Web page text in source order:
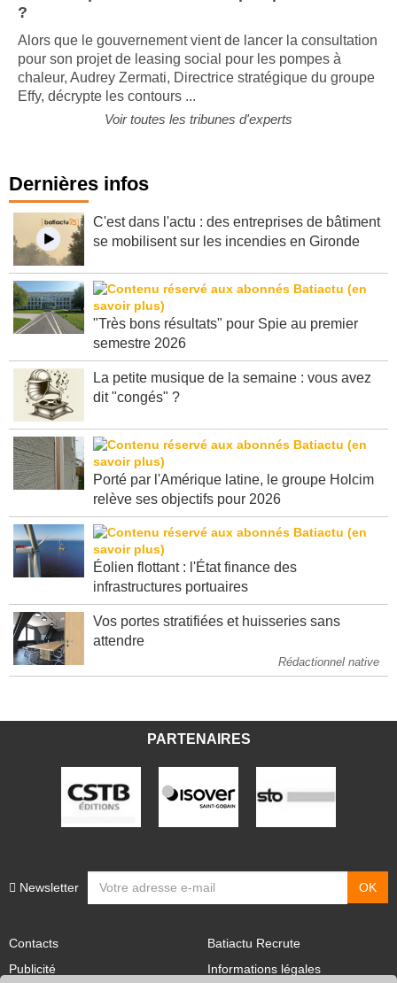
?
Alors que le gouvernement vient de lancer la consultation
pour son projet de leasing social pour les pompes à
chaleur, Audrey Zermati, Directrice stratégique du groupe
Effy, décrypte les contours ...
Voir toutes les tribunes d'experts
Dernières infos
C'est dans l'actu : des entreprises de bâtiment
se mobilisent sur les incendies en Gironde
"Très bons résultats" pour Spie au premier
semestre 2026
La petite musique de la semaine : vous avez
dit "congés" ?
Porté par l'Amérique latine, le groupe Holcim
relève ses objectifs pour 2026
Éolien flottant : l'État finance des
infrastructures portuaires
Vos portes stratifiées et huisseries sans
attendre
Rédactionnel native
PARTENAIRES
Newsletter
Contacts
Publicité
Batiactu Recrute
Informations légales